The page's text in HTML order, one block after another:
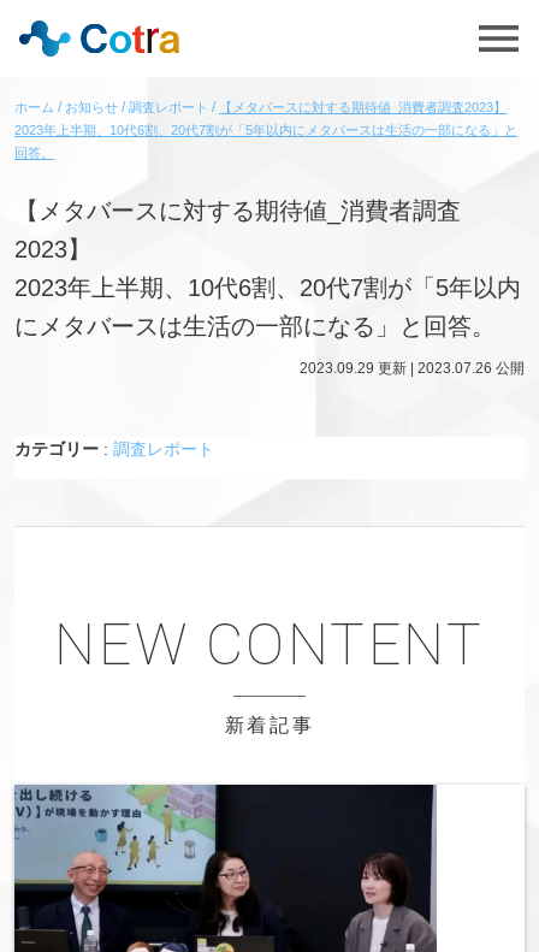
ホーム お知らせ 調査レポート
【メタバースに対する期待値_消費者調査2023】
2023年上半期、10代6割、20代7割が「5年以内にメタバースは生活の一部になる」と
回答。
【メタバースに対する期待値_消費者調査
2023】
2023年上半期、10代6割、20代7割が「5年以内
にメタバースは生活の一部になる」と回答。
2023.09.29 更新 | 2023.07.26 公開
カテゴリー : 調査レポート
新着記事